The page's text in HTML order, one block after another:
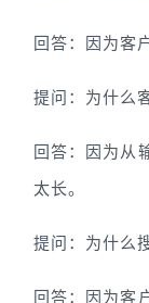
回答：因为客
提问：为什么
回答：因为从
太长。
提问：为什么
回答：因为客